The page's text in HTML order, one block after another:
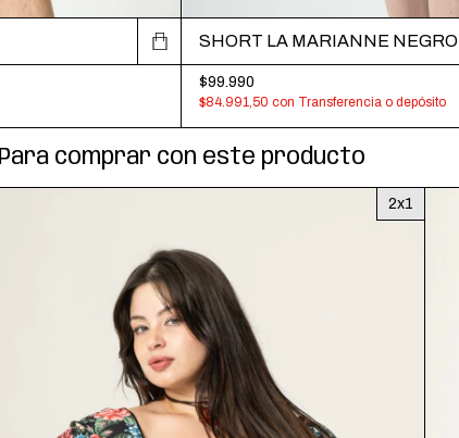
SHORT LA MARIANNE NEGRO
$99.990
$84.991,50 con Transferencia o depósito
Para comprar con este producto
2x1